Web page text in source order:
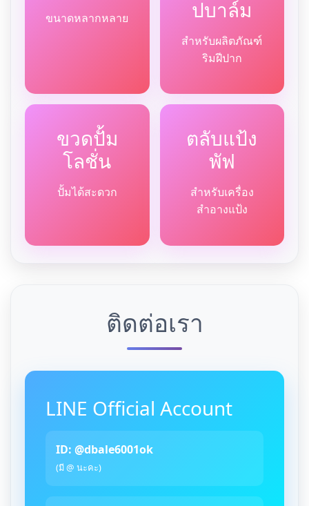
ขนาดหลากหลาย
ปบาล์ม
สำหรับผลิตภัณฑ์
ริมฝีปาก
ขวดปั้ม
โลชั่น
ปั้มได้สะดวก
ตลับแป้ง
พัฟ
สำหรับเครื่อง
สำอางแป้ง
ติดต่อเรา
LINE Official Account
ID: @dbale6001ok
(มี @ นะคะ)